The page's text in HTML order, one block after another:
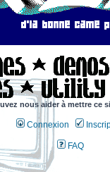
nous aider à mettre ce
Connexion
FAQ